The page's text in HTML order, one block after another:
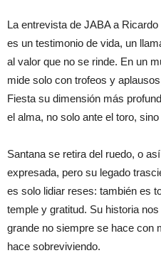
La entrevista de JABA a
es un testimonio de vida, un
al valor que no se rinde. En un
mide solo con trofeos y
Fiesta su dimensión más
el alma, no solo ante el toro,
Santana se retira del ruedo, o
expresada, pero su legado
es solo lidiar reses: también es
temple y gratitud. Su historia
grande no siempre se hace con
hace sobreviviendo.